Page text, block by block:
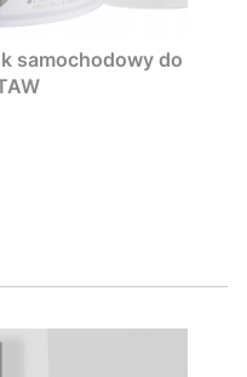
samochodowy do